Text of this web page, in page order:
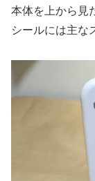
本体を上から見
シールには主な